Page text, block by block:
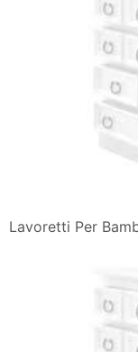
Lavoretti Per